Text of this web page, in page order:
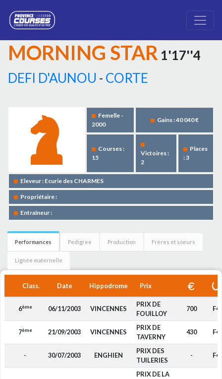
MORNING STAR 1'17''4
DEFI D'AUNOU - CORTE
Femelle -
2000
Gains : 40 040 €
Courses :
15
Victoires :
2
Places
: 3
Eleveur : Ecurie des CHARMES
Propriétaire :
Entraîneur :
Performances Pedigree Production Frères et soeurs
Lignée maternelle
Class. Date Hippodrome Prix
6ème 06/11/2003 VINCENNES
PRIX DE
FOUILLOY
700 F4
7ème 21/09/2003 VINCENNES
PRIX DE
TAVERNY
430 F4
- 30/07/2003 ENGHIEN
PRIX DES
TUILERIES
- F4
PRIX DE LA